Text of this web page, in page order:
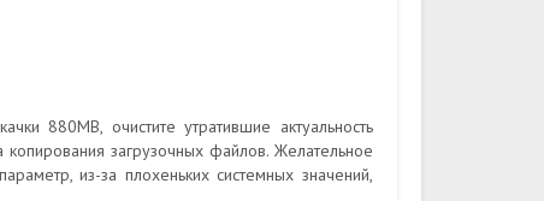
880MB, очистите утратившие актуальность
загрузочных файлов. Желательное
из-за плохеньких системных значений,